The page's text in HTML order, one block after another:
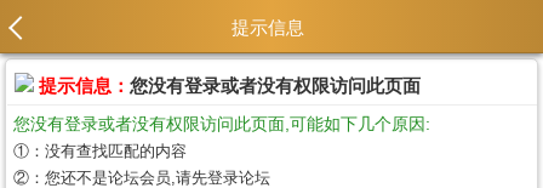
提示信息
提示信息： 您没有登录或者没有权限访问此页面
您没有登录或者没有权限访问此页面,可能如下几个原因:
①：没有查找匹配的内容
②：您还不是论坛会员,请先登录论坛